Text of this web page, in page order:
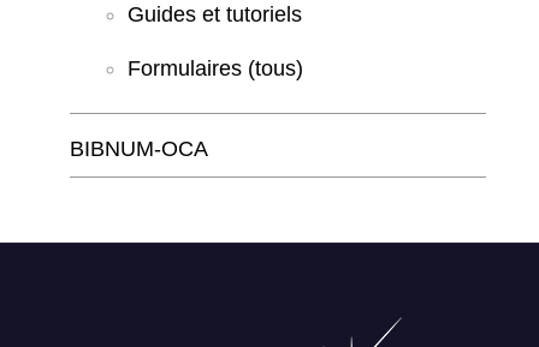
Guides et tutoriels
Formulaires (tous)
BIBNUM-OCA